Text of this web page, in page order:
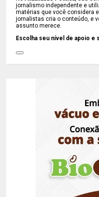
jornalismo independente e
matérias que você considera
jornalistas cria o conteúdo, e
assunto merece.
Escolha seu nível de apoio e